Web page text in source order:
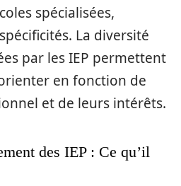
spécialisées,
La diversité
par les IEP permettent
en fonction de
et de leurs intérêts.
des IEP : Ce qu’il